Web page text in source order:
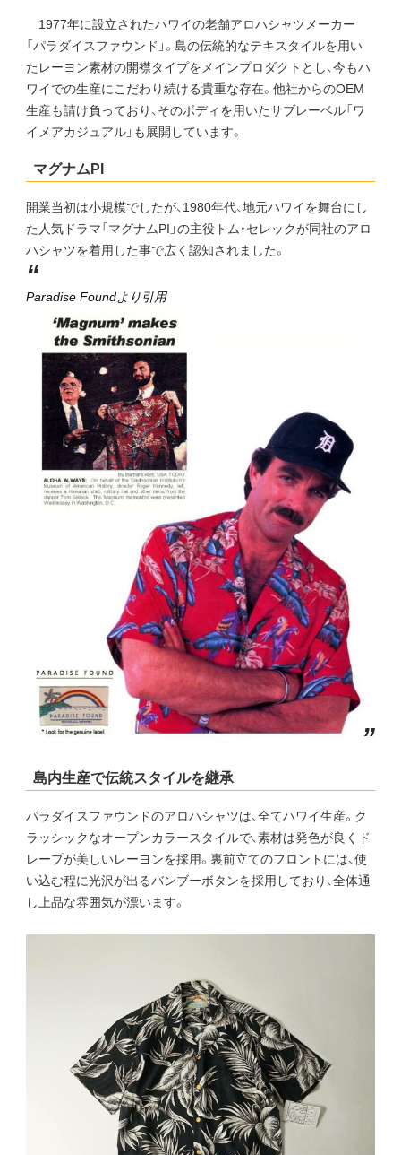
1977年に設立されたハワイの老舗アロハシャツメーカー
「パラダイスファウンド」。島の伝統的なテキスタイルを用い
たレーヨン素材の開襟タイプをメインプロダクトとし、今もハ
ワイでの生産にこだわり続ける貴重な存在。他社からのOEM
生産も請け負っており、そのボディを用いたサブレーベル「ワ
イメアカジュアル」も展開しています。
マグナムPI
開業当初は小規模でしたが、1980年代、地元ハワイを舞台にし
た人気ドラマ「マグナムPI」の主役トム・セレックが同社のアロ
ハシャツを着用した事で広く認知されました。
“
Paradise Foundより引用
”
島内生産で伝統スタイルを継承
パラダイスファウンドのアロハシャツは、全てハワイ生産。ク
ラッシックなオープンカラースタイルで、素材は発色が良くド
レープが美しいレーヨンを採用。裏前立てのフロントには、使
い込む程に光沢が出るバンブーボタンを採用しており、全体通
し上品な雰囲気が漂います。